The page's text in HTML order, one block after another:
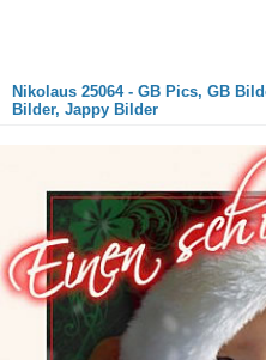
Nikolaus 25064 - GB Pics, GB
Bilder, Jappy Bilder